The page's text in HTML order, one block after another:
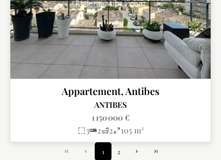
Appartement, Antibes
ANTIBES
1 150 000 €
3
2 2 105 m²
1 2